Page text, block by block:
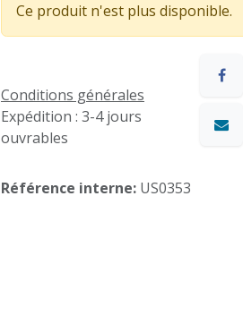
Ce produit n'est plus disponible.
Conditions générales
Expédition : 3-4 jours
ouvrables
Référence interne: US0353